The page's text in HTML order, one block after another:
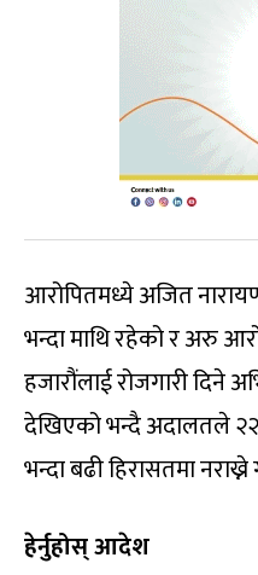
आरोपितमध्ये अजित
भन्दा माथि रहेको र अरु
हजारौंलाई रोजगारी दिने
देखिएको भन्दै अदालतले
भन्दा बढी हिरासतमा
हेर्नुहोस् आदेश